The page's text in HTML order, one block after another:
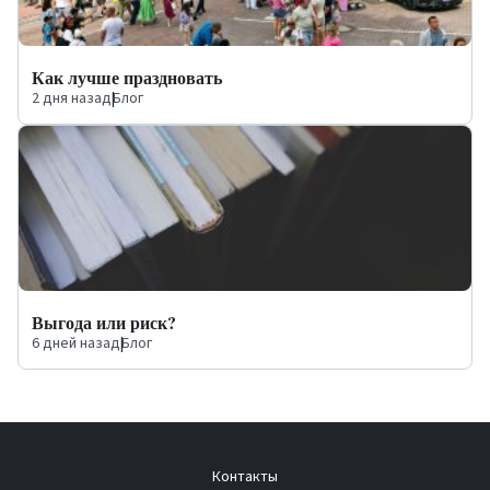
Как лучше праздновать
2 дня назад|Блог
Выгода или риск?
6 дней назад|Блог
Контакты